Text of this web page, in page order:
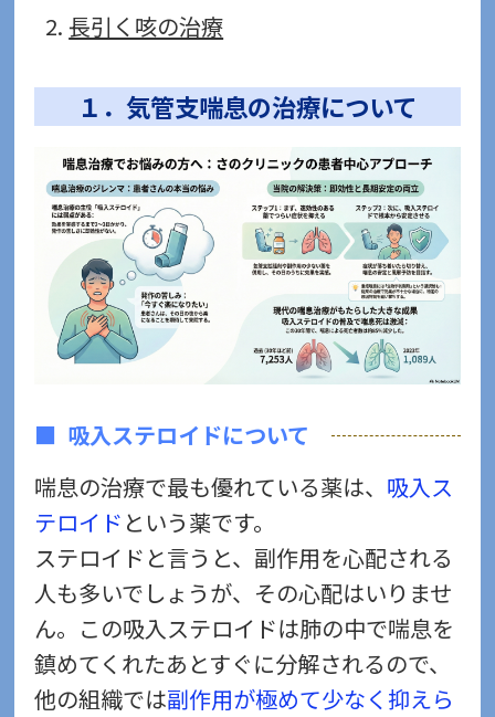
長引く咳の治療
１．気管支喘息の治療について
吸入ステロイドについて
喘息の治療で最も優れている薬は、 吸入ス
テロイド という薬です。
ステロイドと言うと、副作用を心配される
人も多いでしょうが、その心配はいりませ
ん。この吸入ステロイドは肺の中で喘息を
鎮めてくれたあとすぐに分解されるので、
他の組織では副作用が極めて少なく抑えら